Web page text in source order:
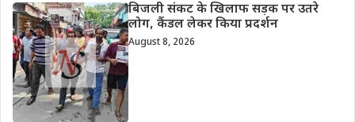
बिजली संकट के खिलाफ सड़क पर उतरे
लोग, कैंडल लेकर किया प्रदर्शन
August 8, 2026